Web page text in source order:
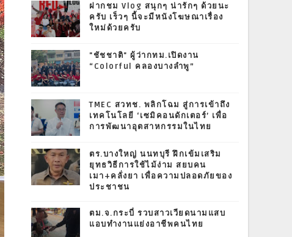
ฝากชม Vlog สนุกๆ น่ารักๆ ด้วยนะ
ครับ เร็วๆ นี้จะมีหนังโฆษณาเรื่อง
ใหม่ด้วยครับ
"ชัชชาติ" ผู้ว่ากทม.เปิดงาน
“Colorful คลองบางลำพู”
TMEC สวทช. พลิกโฉม สู่การเข้าถึง
เทคโนโลยี ‘เซมิคอนดักเตอร์’ เพื่อ
การพัฒนาอุตสาหกรรมในไทย
ตร.บางใหญ่ นนทบุรี ฝึกเข้มเสริม
ยุทธวิธีการใช้ไม้ง่าม สยบคน
เมา+คลั่งยา เพื่อความปลอดภัยของ
ประชาชน
ตม.จ.กระบี่ รวบสาวเวียดนามแสบ
แอบทำงานแย่งอาชีพคนไทย